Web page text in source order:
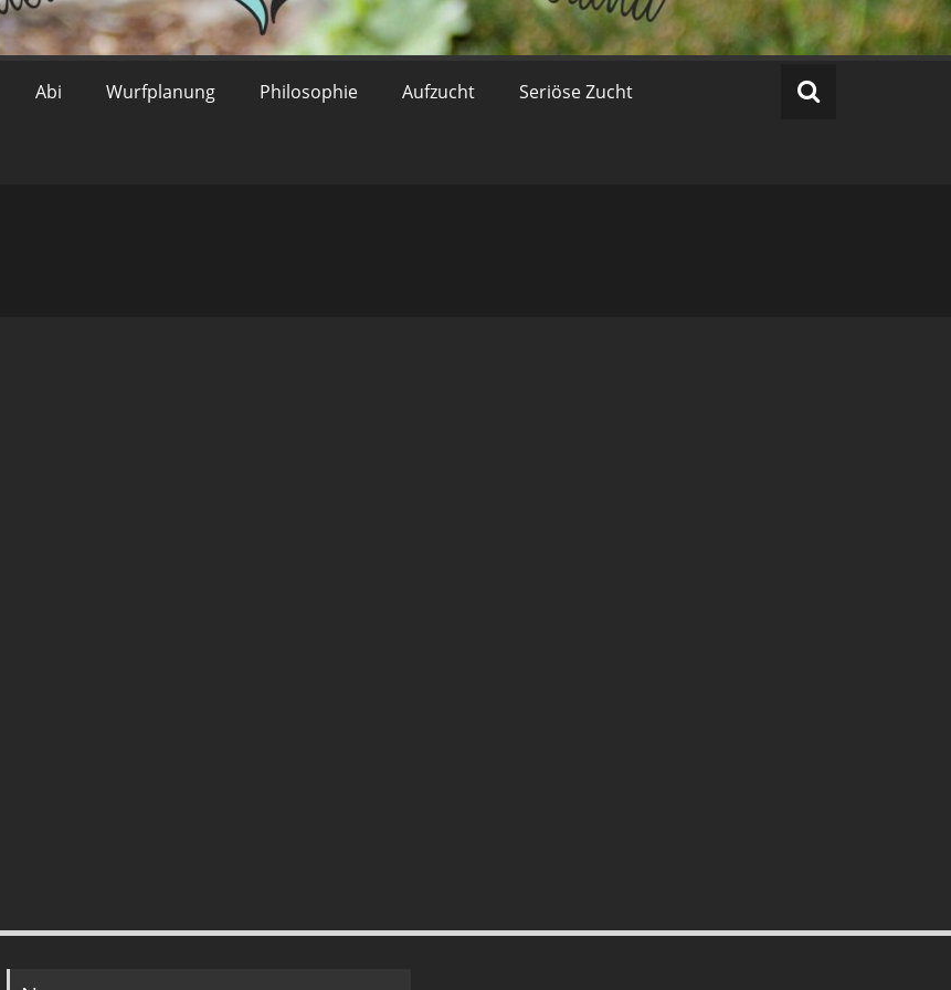
Abi Wurfplanung Philosophie Aufzucht Seriöse Zucht